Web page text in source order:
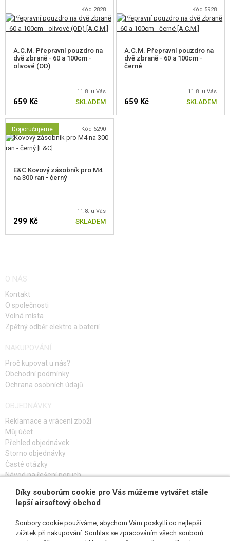
Kód 2828
A.C.M. Přepravní pouzdro na
dvě zbraně - 60 a 100cm -
olivové (OD)
11.8. u Vás
659 Kč SKLADEM
Kód 5928
A.C.M. Přepravní pouzdro na
dvě zbraně - 60 a 100cm -
černé
11.8. u Vás
659 Kč SKLADEM
Doporučujeme Kód 6290
E&C Kovový zásobník pro M4
na 300 ran - černý
11.8. u Vás
299 Kč SKLADEM
O NÁS
Kontakt
O společnosti
Volná místa
Zpětný odběr elektro a baterií
NAKUPOVÁNÍ
Proč kupovat u nás?
Obchodní podmínky
Ochrana osobních údajů
OBJEDNÁVKY
Reklamace a vrácení zboží
Můj účet
Přehled objednávek
Storno objednávky
Časté otázky
Návod na řešení poruch
PŘIHLAŠ SE K ODBĚRU
Díky souborům cookie pro Vás můžeme vytvářet stále
lepší airsoftový obchod
Soubory cookie používáme, abychom Vám poskytli co nejlepší
zážitek při nakupování. Souhlas se zpracováním všech souborů